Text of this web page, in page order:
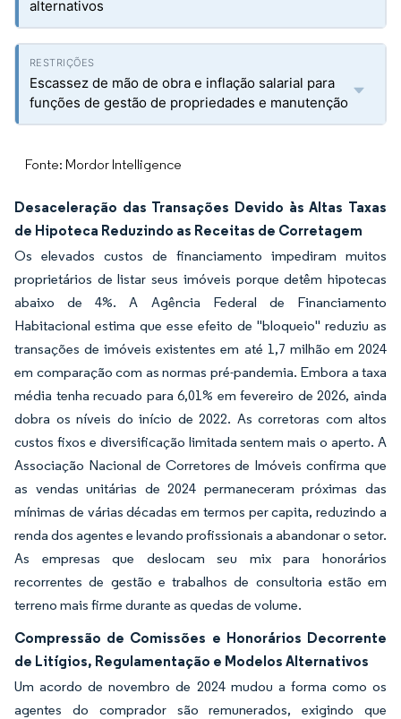
alternativos
Escassez de mão de obra e inflação salarial para
funções de gestão de propriedades e manutenção
Fonte: Mordor Intelligence
Desaceleração das Transações Devido às Altas Taxas
de Hipoteca Reduzindo as Receitas de Corretagem
Os elevados custos de financiamento impediram muitos
proprietários de listar seus imóveis porque detêm hipotecas
abaixo de 4%. A Agência Federal de Financiamento
Habitacional estima que esse efeito de "bloqueio" reduziu as
transações de imóveis existentes em até 1,7 milhão em 2024
em comparação com as normas pré-pandemia. Embora a taxa
média tenha recuado para 6,01% em fevereiro de 2026, ainda
dobra os níveis do início de 2022. As corretoras com altos
custos fixos e diversificação limitada sentem mais o aperto. A
Associação Nacional de Corretores de Imóveis confirma que
as vendas unitárias de 2024 permaneceram próximas das
mínimas de várias décadas em termos per capita, reduzindo a
renda dos agentes e levando profissionais a abandonar o setor.
As empresas que deslocam seu mix para honorários
recorrentes de gestão e trabalhos de consultoria estão em
terreno mais firme durante as quedas de volume.
Compressão de Comissões e Honorários Decorrente
de Litígios, Regulamentação e Modelos Alternativos
Um acordo de novembro de 2024 mudou a forma como os
agentes do comprador são remunerados, exigindo que